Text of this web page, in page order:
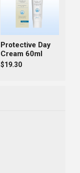
Protective Day
Cream 60ml
$19.30